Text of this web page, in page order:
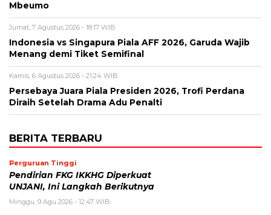
Mbeumo
Jumat, 7 Agustus 2026 - 18:17 WIB
Indonesia vs Singapura Piala AFF 2026, Garuda Wajib
Menang demi Tiket Semifinal
Kamis, 6 Agustus 2026 - 21:24 WIB
Persebaya Juara Piala Presiden 2026, Trofi Perdana
Diraih Setelah Drama Adu Penalti
BERITA TERBARU
Perguruan Tinggi
Pendirian FKG IKKHG Diperkuat
UNJANI, Ini Langkah Berikutnya
Minggu, 9 Agu 2026 - 12:47 WIB